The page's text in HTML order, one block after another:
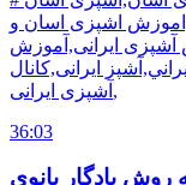
اشپزی اسان و
ایرانی,آموزش
ایرانی,کانال
آشپزی ایرانی,
36:03
یادگار بانوی